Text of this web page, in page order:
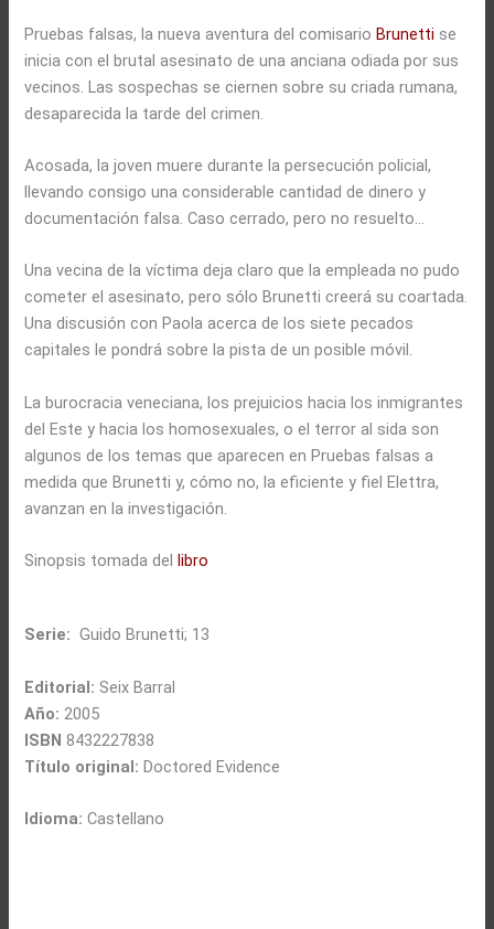
Pruebas falsas, la nueva aventura del comisarioBrunetti se
inicia con el brutal asesinato de una anciana odiada por sus
vecinos. Las sospechas se ciernen sobre su criada rumana,
desaparecida la tarde del crimen.
Acosada, la joven muere durante la persecución policial,
llevando consigo una considerable cantidad de dinero y
documentación falsa. Caso cerrado, pero no resuelto…
Una vecina de la víctima deja claro que la empleada no pudo
cometer el asesinato, pero sólo Brunetti creerá su coartada.
Una discusión con Paola acerca de los siete pecados
capitales le pondrá sobre la pista de un posible móvil.
La burocracia veneciana, los prejuicios hacia los inmigrantes
del Este y hacia los homosexuales, o el terror al sida son
algunos de los temas que aparecen en Pruebas falsas a
medida que Brunetti y, cómo no, la eficiente y fiel Elettra,
avanzan en la investigación.
Sinopsis tomada dellibro
Serie: Guido Brunetti; 13
Editorial: Seix Barral
Año: 2005
ISBN 8432227838
Título original: Doctored Evidence
Idioma: Castellano